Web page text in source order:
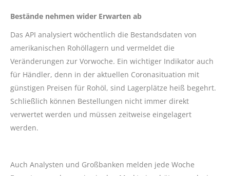
Bestände nehmen wider Erwarten ab
Das API analysiert wöchentlich die Bestandsdaten von
amerikanischen Rohöllagern und vermeldet die
Veränderungen zur Vorwoche. Ein wichtiger Indikator auch
für Händler, denn in der aktuellen Coronasituation mit
günstigen Preisen für Rohöl, sind Lagerplätze heiß begehrt.
Schließlich können Bestellungen nicht immer direkt
verwertet werden und müssen zeitweise eingelagert
werden.
Auch Analysten und Großbanken melden jede Woche